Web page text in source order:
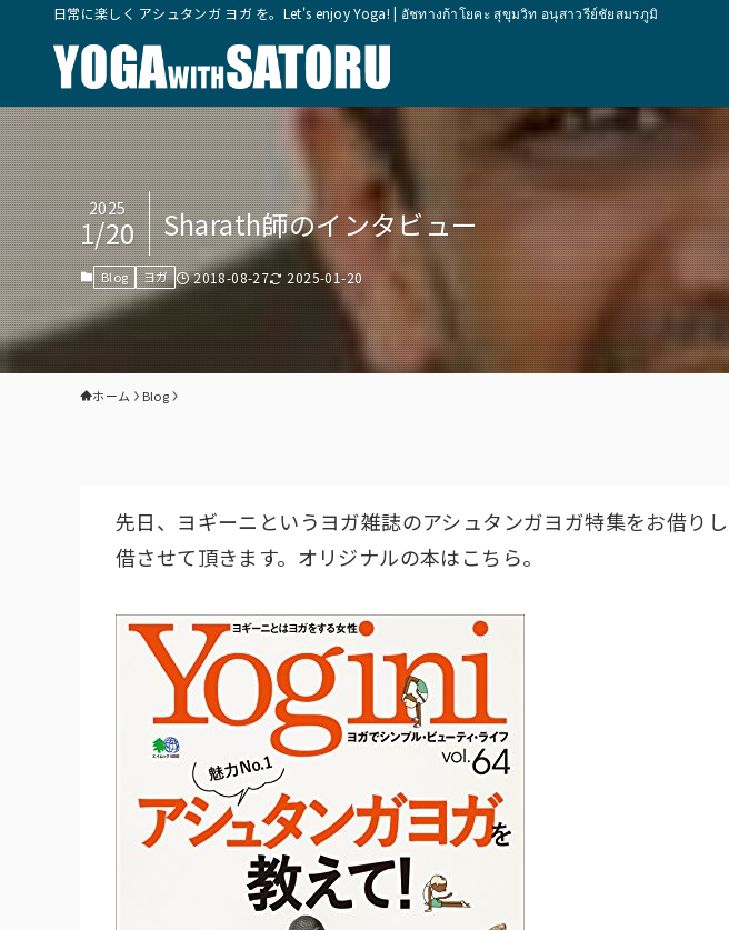
日常に楽しく アシュタンガ ヨガ を。Let's enjoy Yoga! | อัชทางก้าโยคะ สุขุมวิท อนุสาวรีย์ชัยสมรภูมิ
Sharath師のインタビュー
2025
1/20
Blog ヨガ 2018-08-27 2025-01-20
ホーム Blog
先日、ヨギーニというヨガ雑誌のアシュタンガヨガ特集をお借り
借させて頂きます。オリジナルの本はこちら。